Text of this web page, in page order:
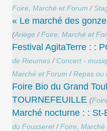
Foire, Marché et Forum /
« Le marché des
(Ariège /Foire, Marché et
Festival AgitaTerre : :
de Rieumes / Concert -
Marché et Forum /Repas ou
Foire Bio du Grand
TOURNEFEUILLE (
Marché nocturne : :
du Fousseret/Foire, Marché